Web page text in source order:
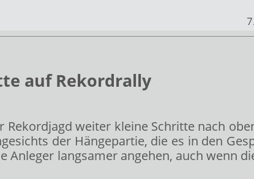
auf Rekordrally
Rekordjagd weiter kleine Schritte nach
der Hängepartie, die es in den
langsamer angehen, auch wenn